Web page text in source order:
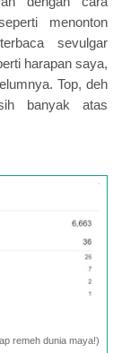
menonton
sevulgar
harapan saya,
Top, deh
banyak atas
remeh dunia maya!)